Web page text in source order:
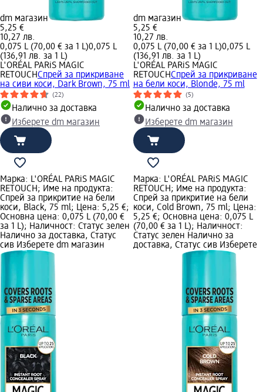
dm магазин
5,25 €
10,27 лв.
0,075 L (70,00 € за 1 L)0,075 L
(136,91 лв. за 1 L)
L'ORÉAL PARiS MAGIC
RETOUCHСпрей за прикриване
на сиви коси, Dark Brown, 75 ml
(22)
Налично за доставка
Изберете dm магазин
dm магазин
5,25 €
10,27 лв.
0,075 L (70,00 € за 1 L)0,075 L
(136,91 лв. за 1 L)
L'ORÉAL PARiS MAGIC
RETOUCHСпрей за прикриване
на бели коси, Blonde, 75 ml
(5)
Налично за доставка
Изберете dm магазин
Марка: L'ORÉAL PARiS MAGIC
RETOUCH; Име на продукта:
Спрей за прикритие на бели
коси, Black, 75 ml; Цена: 5,25 €;
Основна цена: 0,075 L (70,00 €
за 1 L); Наличност: Статус зелен
Налично за доставка, Статус
сив Изберете dm магазин
Марка: L'ORÉAL PARiS MAGIC
RETOUCH; Име на продукта:
Спрей за прикритие на бели
коси, Cold Brown, 75 ml; Цена:
5,25 €; Основна цена: 0,075 L
(70,00 € за 1 L); Наличност:
Статус зелен Налично за
доставка, Статус сив Изберете